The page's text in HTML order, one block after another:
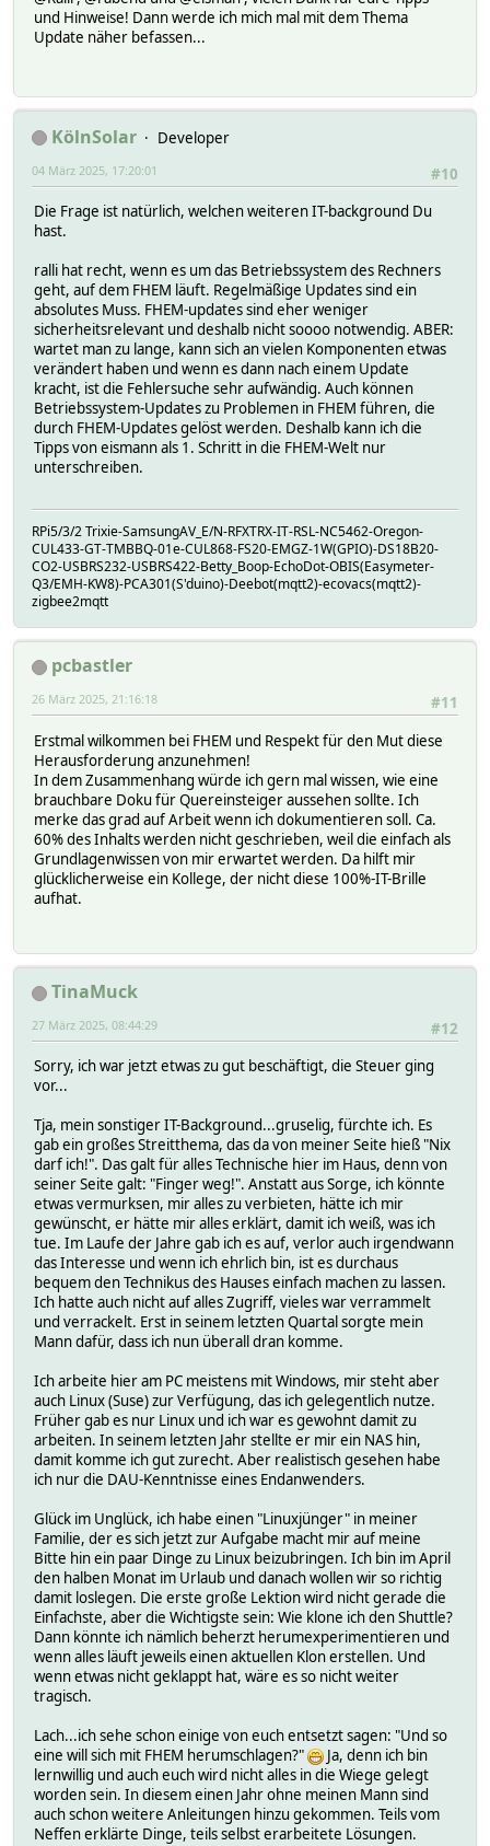
und Hinweise! Dann werde ich mich mal mit dem Thema
Update näher befassen...
KölnSolar
Developer
#10
04 März 2025, 17:20:01
Die Frage ist natürlich, welchen weiteren IT-background Du
hast.
ralli hat recht, wenn es um das Betriebssystem des Rechners
geht, auf dem FHEM läuft. Regelmäßige Updates sind ein
absolutes Muss. FHEM-updates sind eher weniger
sicherheitsrelevant und deshalb nicht soooo notwendig. ABER:
wartet man zu lange, kann sich an vielen Komponenten etwas
verändert haben und wenn es dann nach einem Update
kracht, ist die Fehlersuche sehr aufwändig. Auch können
Betriebssystem-Updates zu Problemen in FHEM führen, die
durch FHEM-Updates gelöst werden. Deshalb kann ich die
Tipps von eismann als 1. Schritt in die FHEM-Welt nur
unterschreiben.
RPi5/3/2 Trixie-SamsungAV_E/N-RFXTRX-IT-RSL-NC5462-Oregon-
CUL433-GT-TMBBQ-01e-CUL868-FS20-EMGZ-1W(GPIO)-DS18B20-
CO2-USBRS232-USBRS422-Betty_Boop-EchoDot-OBIS(Easymeter-
Q3/EMH-KW8)-PCA301(S'duino)-Deebot(mqtt2)-ecovacs(mqtt2)-
zigbee2mqtt
pcbastler
#11
26 März 2025, 21:16:18
Erstmal wilkommen bei FHEM und Respekt für den Mut diese
Herausforderung anzunehmen!
In dem Zusammenhang würde ich gern mal wissen, wie eine
brauchbare Doku für Quereinsteiger aussehen sollte. Ich
merke das grad auf Arbeit wenn ich dokumentieren soll. Ca.
60% des Inhalts werden nicht geschrieben, weil die einfach als
Grundlagenwissen von mir erwartet werden. Da hilft mir
glücklicherweise ein Kollege, der nicht diese 100%-IT-Brille
aufhat.
TinaMuck
#12
27 März 2025, 08:44:29
Sorry, ich war jetzt etwas zu gut beschäftigt, die Steuer ging
vor...
Tja, mein sonstiger IT-Background...gruselig, fürchte ich. Es
gab ein großes Streitthema, das da von meiner Seite hieß "Nix
darf ich!". Das galt für alles Technische hier im Haus, denn von
seiner Seite galt: "Finger weg!". Anstatt aus Sorge, ich könnte
etwas vermurksen, mir alles zu verbieten, hätte ich mir
gewünscht, er hätte mir alles erklärt, damit ich weiß, was ich
tue. Im Laufe der Jahre gab ich es auf, verlor auch irgendwann
das Interesse und wenn ich ehrlich bin, ist es durchaus
bequem den Technikus des Hauses einfach machen zu lassen.
Ich hatte auch nicht auf alles Zugriff, vieles war verrammelt
und verrackelt. Erst in seinem letzten Quartal sorgte mein
Mann dafür, dass ich nun überall dran komme.
Ich arbeite hier am PC meistens mit Windows, mir steht aber
auch Linux (Suse) zur Verfügung, das ich gelegentlich nutze.
Früher gab es nur Linux und ich war es gewohnt damit zu
arbeiten. In seinem letzten Jahr stellte er mir ein NAS hin,
damit komme ich gut zurecht. Aber realistisch gesehen habe
ich nur die DAU-Kenntnisse eines Endanwenders.
Glück im Unglück, ich habe einen "Linuxjünger" in meiner
Familie, der es sich jetzt zur Aufgabe macht mir auf meine
Bitte hin ein paar Dinge zu Linux beizubringen. Ich bin im April
den halben Monat im Urlaub und danach wollen wir so richtig
damit loslegen. Die erste große Lektion wird nicht gerade die
Einfachste, aber die Wichtigste sein: Wie klone ich den Shuttle?
Dann könnte ich nämlich beherzt herumexperimentieren und
wenn alles läuft jeweils einen aktuellen Klon erstellen. Und
wenn etwas nicht geklappt hat, wäre es so nicht weiter
tragisch.
Lach...ich sehe schon einige von euch entsetzt sagen: "Und so
eine will sich mit FHEM herumschlagen?"
Ja, denn ich bin
lernwillig und auch euch wird nicht alles in die Wiege gelegt
worden sein. In diesem einen Jahr ohne meinen Mann sind
auch schon weitere Anleitungen hinzu gekommen. Teils vom
Neffen erklärte Dinge, teils selbst erarbeitete Lösungen.